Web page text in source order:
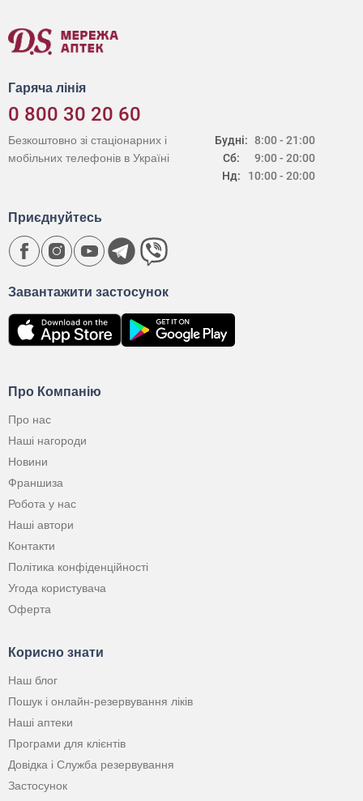
Гаряча лінія
0 800 30 20 60
Будні:
Сб:
Нд:
8:00 - 21:00
9:00 - 20:00
10:00 - 20:00
Безкоштовно зі стаціонарних і
мобільних телефонів в Україні
Про Компанію
Про нас
Наші нагороди
Новини
Франшиза
Робота у нас
Наші автори
Контакти
Політика конфіденційності
Угода користувача
Оферта
Корисно знати
Наш блог
Пошук і онлайн-резервування ліків
Наші аптеки
Програми для клієнтів
Довідка і Служба резервування
Застосунок
Завантажити застосунок
Приєднуйтесь